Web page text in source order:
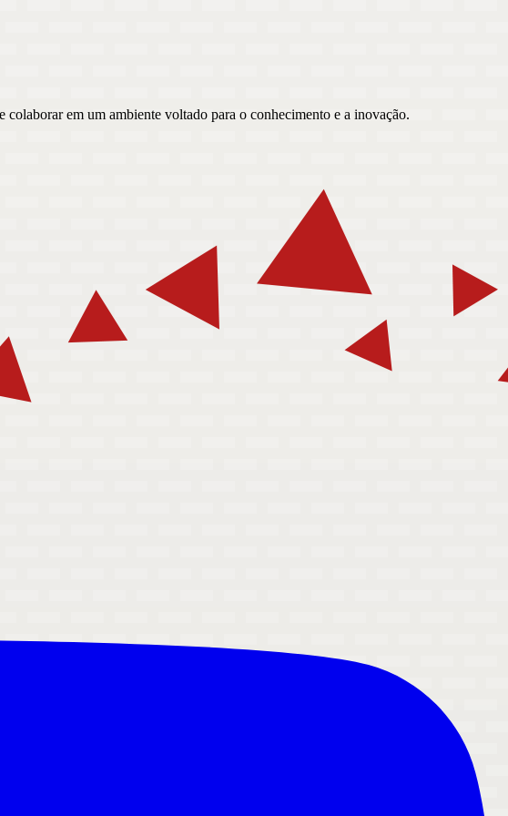
colaborar em um ambiente voltado para o conhecimento e a inovação.